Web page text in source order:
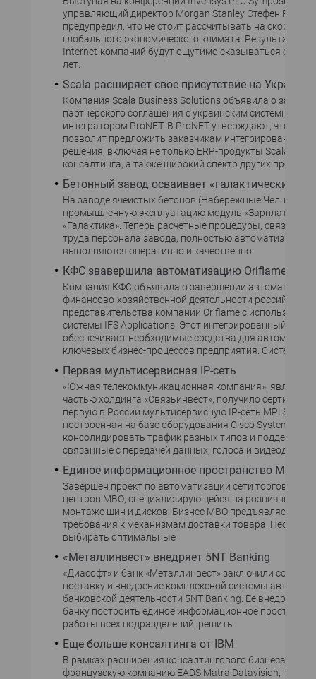
управляющий директор Morgan Stanley Стефен Роч,
предупредил, что не стоит рассчитывать на скорое
глобального экономического климата. Результаты
Internet-компаний будут ощутимо сказываться еще
лет.
Scala расширяет свое присутствие на Украине
Компания Scala Business Solutions объявила о
партнерского соглашения с украинским системным
интегратором ProNET. В ProNET утверждают, что
позволит предложить заказчикам интегрированные
решения, включая не только ERP-продукты Scala, но и
консалтинга, а также широкий спектр других
Бетонный завод осваивает «галактические»
На заводе ячеистых бетонов (Набережные Челны)
промышленную эксплуатацию модуль «Зарплата»
«Галактика». Теперь расчетные процедуры,
труда персонала завода, полностью
выполняются оперативно и качественно.
КФС звавершила автоматизацию Oriflame
Компания КФС объявила о завершении
финансово-хозяйственной деятельности российского
представительства компании Oriflame с
системы IFS Applications. Этот интегрированный
обеспечивает необходимые средства для
ключевых бизнес-процессов предприятия. Система
Первая мультисервисная IP-сеть
«Южная телекоммуникационная компания»,
частью холдинга «Связьинвест», получило
первую в России мультисервисную IP-сеть MPLS. Сеть,
построенная на базе оборудования Cisco Systems,
консолидировать трафик разных типов и
связанные с передачей данных, голоса и
Единое информационное пространство МВО
Завершен проект по автоматизации сети торгово-
центров МВО, специализирующейся на розничных
монтаже шин и дисков. Бизнес МВО предъявляет
требования к механизмам доставки товара.
выбирать оптимальные
«Металлинвест» внедряет 5NT Banking
«Диасофт» и банк «Металлинвест» заключили
поставку и внедрение комплексной системы
банковской деятельности 5NT Banking. Ее внедрение
банку построить единое информационное
работы всех подразделений, решить
Еще больше консалтинга от IBM
В рамках расширения консалтингового бизнеса IBM
французскую компанию EADS Matra Datavision,